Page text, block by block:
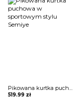
Pikowana kurtka puchowa w sportowym stylu Semiye
519.99 zł